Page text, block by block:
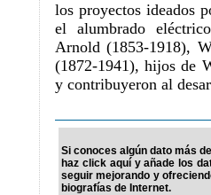
los proyectos ideados
el alumbrado
Arnold (1853-1918),
(1872-1941), hijos de
y contribuyeron al
Si conoces algún dato más
haz click aquí y añade los
seguir mejorando y
biografías de Internet.